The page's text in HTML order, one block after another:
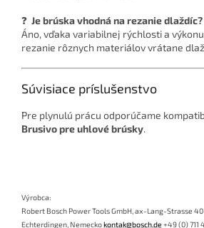
❓ Je brúska vhodná na rezanie dlaždíc?
Áno, vďaka variabilnej rýchlosti a
rezanie rôznych materiálov vrátane
Súvisiace príslušenstvo
Pre plynulú prácu odporúčame
Brusivo pre uhlové brúsky.
Výrobca:
Robert Bosch Power Tools GmbH,ax-Lang-Strasse
Echterdingen, Nemeckokontak@bosch.de+49 (0) 711